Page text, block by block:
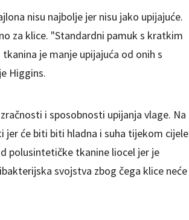
nisu najbolje jer nisu jako upijajuće.
za klice. "Standardni pamuk s kratkim
je manje upijajuća od onih s
Higgins.
i sposobnosti upijanja vlage. Na
će biti biti hladna i suha tijekom cijele
polusintetičke tkanine liocel jer je
svojstva zbog čega klice neće